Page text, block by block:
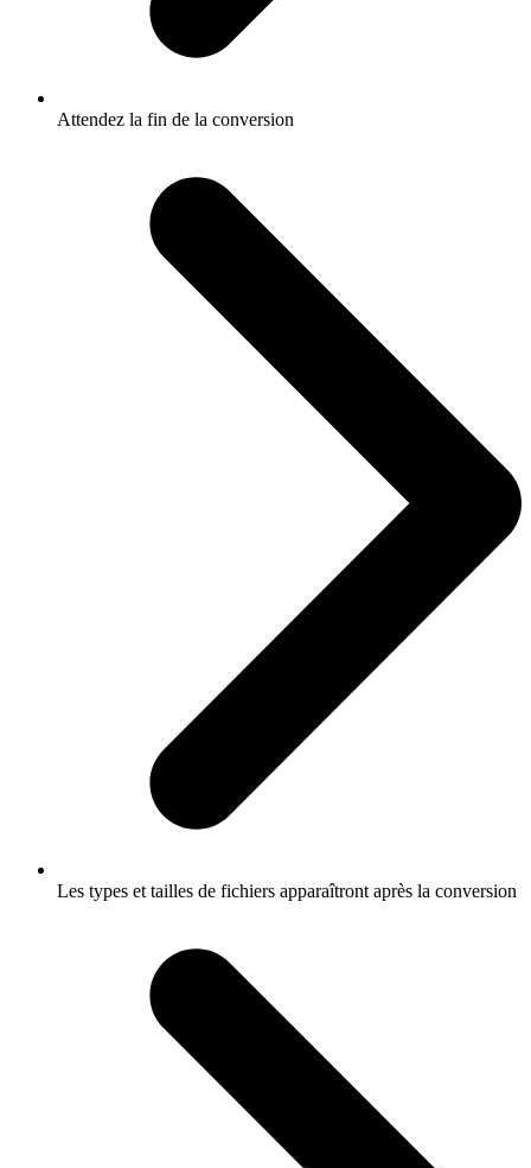
Attendez la fin de la conversion
Les types et tailles de fichiers apparaîtront après la conversion